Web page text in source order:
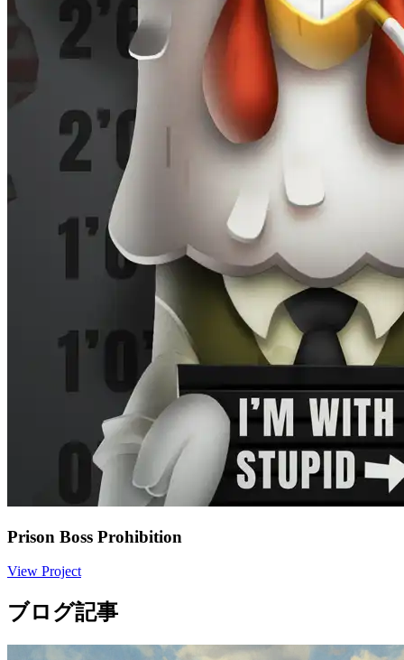
Prison Boss Prohibition
View Project
ブログ記事